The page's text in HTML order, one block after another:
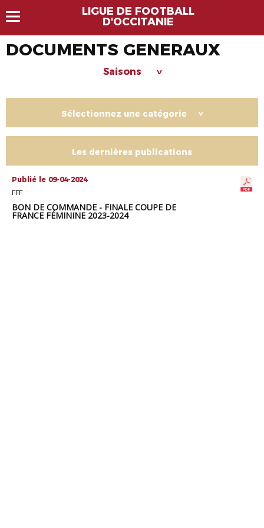
LIGUE DE FOOTBALL
D'OCCITANIE
DOCUMENTS GENERAUX
Saisons >
Sélectionnez une catégorie >
Les dernières publications
Publié le 09-04-2024
FFF
BON DE COMMANDE - FINALE COUPE DE
FRANCE FÉMININE 2023-2024